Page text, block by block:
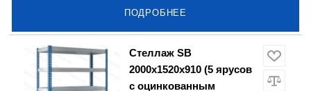
ПОДРОБНЕЕ
Стеллаж SB
2000х1520х910 (5 ярусов
с оцинкованным